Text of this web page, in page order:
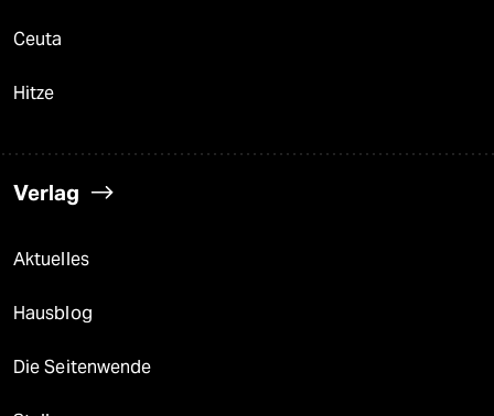
Ceuta
Hitze
Verlag
Aktuelles
Hausblog
Die Seitenwende